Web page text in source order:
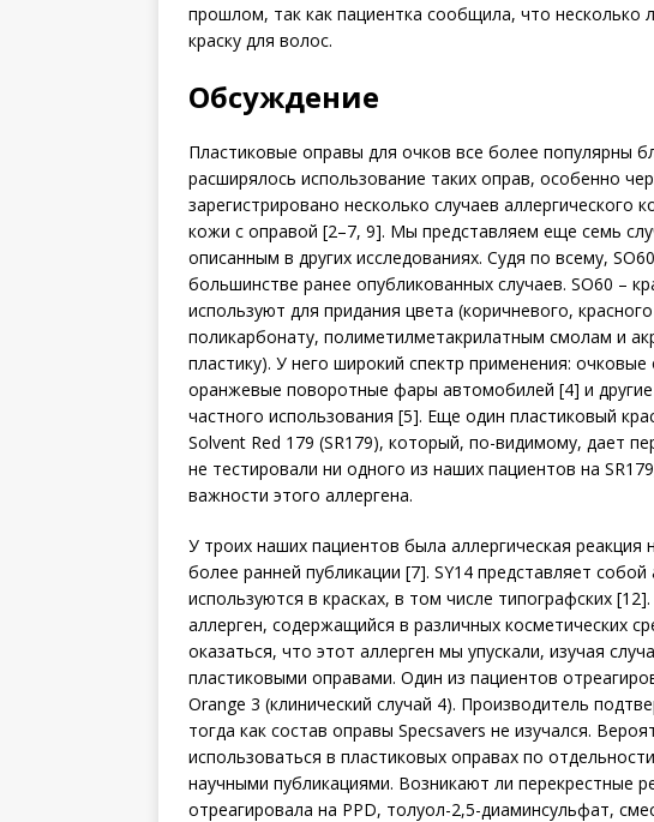
прошлом, так как пациентка сообщила, что несколько
краску для волос.
Обсуждение
Пластиковые оправы для очков все более популярны
расширялось использование таких оправ, особенно
зарегистрировано несколько случаев аллергического
кожи с оправой [2–7, 9]. Мы представляем еще семь
описанным в других исследованиях. Судя по всему,
большинстве ранее опубликованных случаев. SO60 –
используют для придания цвета (коричневого,
поликарбонату, полиметилметакрилатным смолам и
пластику). У него широкий спектр применения:
оранжевые поворотные фары автомобилей [4] и
частного использования [5]. Еще один пластиковый
Solvent Red 179 (SR179), который, по-видимому, дает
не тестировали ни одного из наших пациентов на
важности этого аллергена.
У троих наших пациентов была аллергическая реакция
более ранней публикации [7]. SY14 представляет собой
используются в красках, в том числе типографских
аллерген, содержащийся в различных косметических
оказаться, что этот аллерген мы упускали, изучая
пластиковыми оправами. Один из пациентов
Orange 3 (клинический случай 4). Производитель
тогда как состав оправы Specsavers не изучался.
использоваться в пластиковых оправах по
научными публикациями. Возникают ли перекрестные
отреагировала на PPD, толуол-2,5-диаминсульфат,